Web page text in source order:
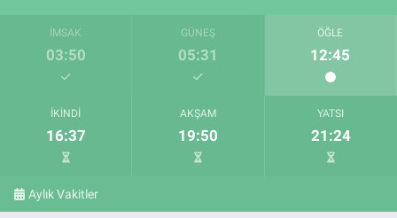
İMSAK
03:50
GÜNEŞ
05:31
ÖĞLE
12:45
İKINDI
16:37
AKŞAM
19:50
YATSI
21:24
Aylık Vakitler